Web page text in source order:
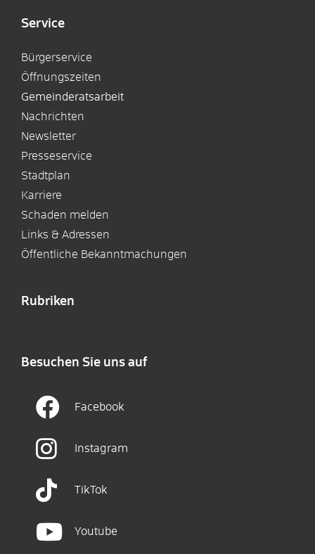
Service
Bürgerservice
Öffnungszeiten
Gemeinderatsarbeit
Nachrichten
Newsletter
Presseservice
Stadtplan
Karriere
Schaden melden
Links & Adressen
Öffentliche Bekanntmachungen
Rubriken
Besuchen Sie uns auf
Facebook
Instagram
TikTok
Youtube